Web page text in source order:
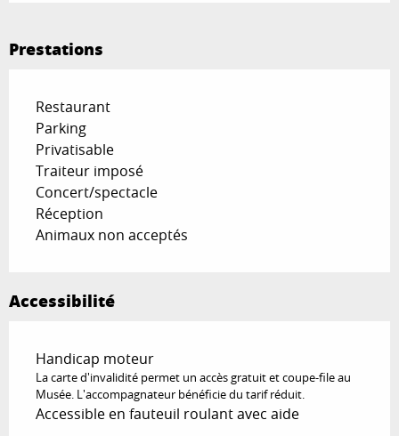
Prestations
Restaurant
Parking
Privatisable
Traiteur imposé
Concert/spectacle
Réception
Animaux non acceptés
Accessibilité
Handicap moteur
La carte d'invalidité permet un accès gratuit et coupe-file au
Musée. L'accompagnateur bénéficie du tarif réduit.
Accessible en fauteuil roulant avec aide